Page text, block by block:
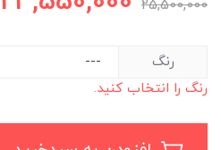
25,500,000
رنگ
رنگ را انتخاب کنید.